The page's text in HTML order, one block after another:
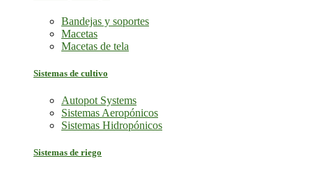
Bandejas y soportes
Macetas
Macetas de tela
Sistemas de cultivo
Autopot Systems
Sistemas Aeropónicos
Sistemas Hidropónicos
Sistemas de riego